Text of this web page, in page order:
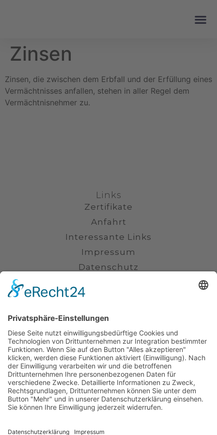
Zinsen
Zinsen, die zwischen dem Erbfall und der Erfüllung eines
Vermächtnisses anfallen, stehen in aller Regel dem
Vermächtnisnehmer zu.
Links
Zertifikate
Anfahrt
Interessante Links
Impressum
Datenschutz
info@kanzlei-smannheim.de
Uhlandstraße 16, 70182 Stuttgart